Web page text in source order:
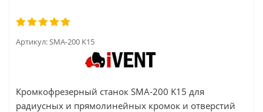
Артикул:SMA-200 K15
Кромкофрезерный станок SMA-200 K15 для
радиусных и прямолинейных кромок и отверстий